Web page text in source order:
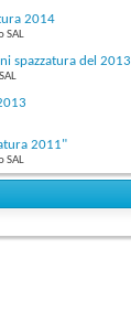
2014
SAL
spazzatura del 2013
2011"
SAL